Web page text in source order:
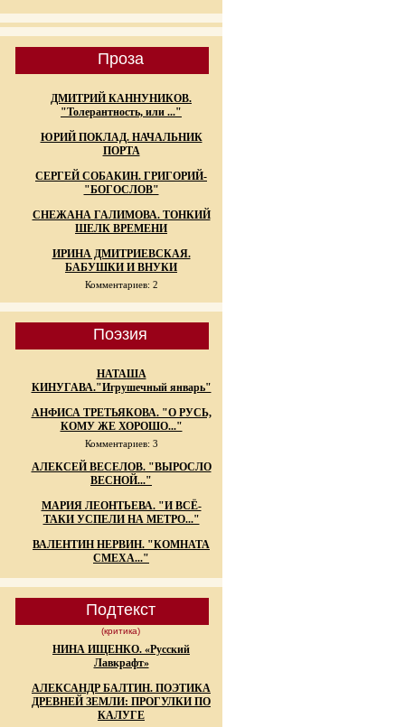
Проза
ДМИТРИЙ КАННУНИКОВ.
"Толерантность, или ..."
ЮРИЙ ПОКЛАД. НАЧАЛЬНИК
ПОРТА
СЕРГЕЙ СОБАКИН. ГРИГОРИЙ-
"БОГОСЛОВ"
СНЕЖАНА ГАЛИМОВА. ТОНКИЙ
ШЕЛК ВРЕМЕНИ
ИРИНА ДМИТРИЕВСКАЯ.
БАБУШКИ И ВНУКИ
Комментариев: 2
Поэзия
НАТАША
КИНУГАВА."Игрушечный январь"
АНФИСА ТРЕТЬЯКОВА. "О РУСЬ,
КОМУ ЖЕ ХОРОШО..."
Комментариев: 3
АЛЕКСЕЙ ВЕСЕЛОВ. "ВЫРОСЛО
ВЕСНОЙ..."
МАРИЯ ЛЕОНТЬЕВА. "И ВСЁ-
ТАКИ УСПЕЛИ НА МЕТРО..."
ВАЛЕНТИН НЕРВИН. "КОМНАТА
СМЕХА..."
Подтекст
(критика)
НИНА ИЩЕНКО. «Русский
Лавкрафт»
АЛЕКСАНДР БАЛТИН. ПОЭТИКА
ДРЕВНЕЙ ЗЕМЛИ: ПРОГУЛКИ ПО
КАЛУГЕ